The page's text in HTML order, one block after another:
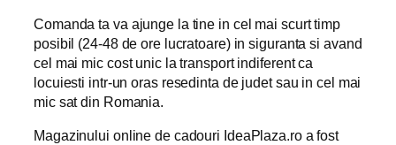
Comanda ta va ajunge la tine in cel mai scurt timp
posibil (24-48 de ore lucratoare) in siguranta si avand
cel mai mic cost unic la transport indiferent ca
locuiesti intr-un oras resedinta de judet sau in cel mai
mic sat din Romania.
Magazinului online de cadouri IdeaPlaza.ro a fost